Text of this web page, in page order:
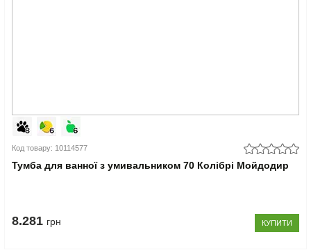
Код товару: 10114577
Тумба для ванної з умивальником 70 Колібрі Мойдодир
8.281 грн КУПИТИ